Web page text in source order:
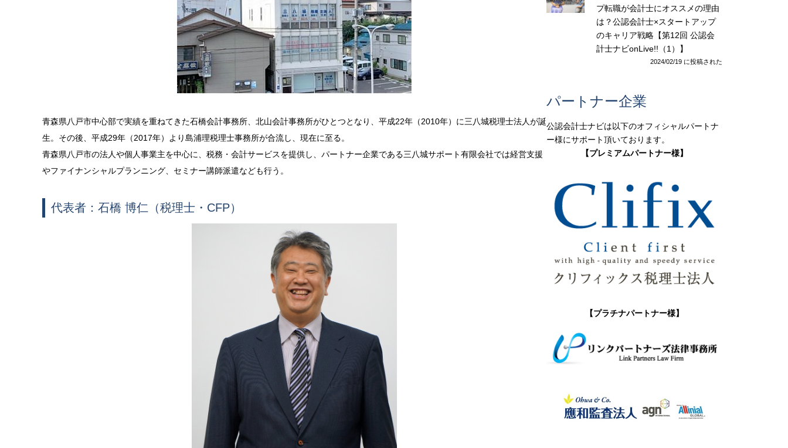
青森県八戸市中心部で実績を重ねてきた石橋会計事務所、北山会計事務所がひとつとなり、平成22年（2010年）に三八城税理士法人が誕
生。その後、平成29年（2017年）より島浦理税理士事務所が合流し、現在に至る。
青森県八戸市の法人や個人事業主を中心に、税務・会計サービスを提供し、パートナー企業である三八城サポート有限会社では経営支援
やファイナンシャルプランニング、セミナー講師派遣なども行う。
代表者：石橋 博仁（税理士・ CFP）
プ転職が会計士にオススメの理由
は？公認会計士×スタートアップ
のキャリア戦略【第12回 公認会
計士ナビonLive!!（1）】
2024/02/19 に投稿された
パートナー企業
公認会計士ナビは以下のオフィシャルパートナ
ー様にサポート頂いております。
【プレミアムパートナー様】
【プラチナパートナー様】